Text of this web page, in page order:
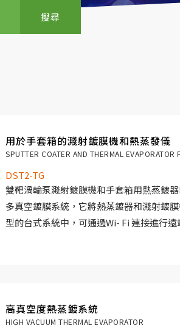
搜尋
用於手套箱的濺射鍍膜機和熱蒸發儀
SPUTTER COATER AND THERMAL EVAPORATOR
DST2-TG
雙靶渦輪泵濺射鍍膜機和手套箱用熱蒸鍍
多真空鍍膜系統，它將熱蒸鍍器和濺射鍍
型的台式系統中，可通過Wi- Fi 連接進行
高真空度熱蒸鍍系統
HIGH VACUUM THERMAL EVAPORATOR